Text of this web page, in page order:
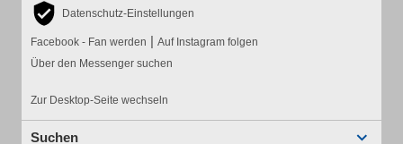
Datenschutz-Einstellungen
Facebook - Fan werden | Auf Instagram folgen
Über den Messenger suchen
Zur Desktop-Seite wechseln
Suchen